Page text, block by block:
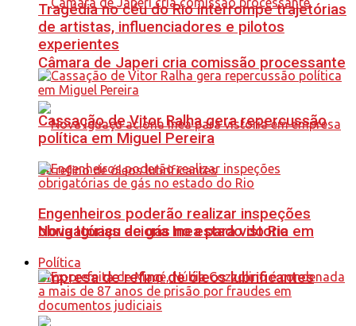
Câmara de Japeri cria comissão processante
Nova Iguaçu aciona Inea para vistoria em
empresa de refino de óleos lubrificantes
Tragédia no céu do Rio interrompe trajetórias
de artistas, influenciadores e pilotos
experientes
Cassação de Vitor Ralha gera repercussão
política em Miguel Pereira
Engenheiros poderão realizar inspeções
obrigatórias de gás no estado do Rio
Política